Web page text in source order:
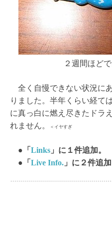
２週間ほど
全く自慢できない状況に
りました。半年くらい経て
に真っ白に燃え尽きたドラ
れません。
＜イヤすぎ
●「 Links 」に１件追加。
●「 Live Info. 」に２件追加